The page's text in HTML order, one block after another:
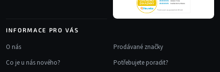
INFORMACE PRO VÁS
O nás
Co je u nás nového?
Prodávané značky
Potřebujete poradit?